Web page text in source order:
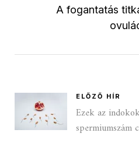
A fogantatás
ELŐZŐ HÍR
Ezek az
spermiumszám